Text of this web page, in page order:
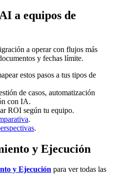
a equipos de
a operar con flujos más
y fechas límite.
estos pasos a tus tipos de
de casos, automatización
con IA.
ROI según tu equipo.
.
.
y Ejecución
y Ejecución para ver todas las